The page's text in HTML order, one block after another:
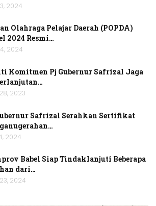
2024
Olahraga Pelajar Daerah (POPDA)
2024 Resmi…
2024
Komitmen Pj Gubernur Safrizal Jaga
2023
Safrizal Serahkan Sertifikat
2024
Babel Siap Tindaklanjuti Beberapa
dari…
2024